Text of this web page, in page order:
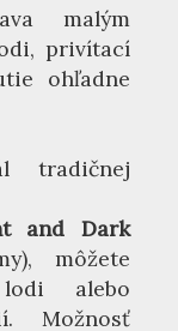
malým
privítací
ohľadne
tradičnej
and Dark
môžete
alebo
Možnosť